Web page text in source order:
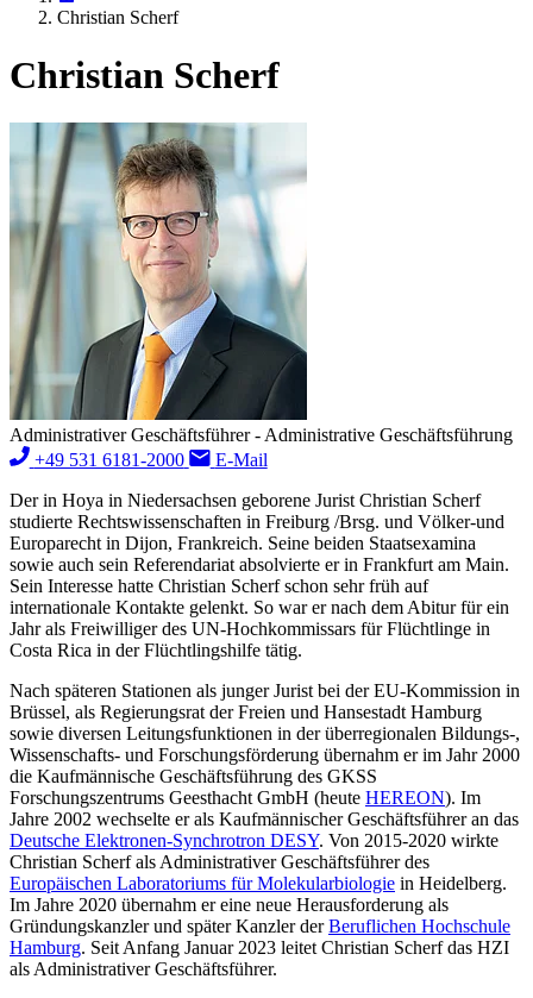
Christian Scherf
Christian Scherf
Administrativer Geschäftsführer - Administrative Geschäftsführung
+49 531 6181-2000
E-Mail
Der in Hoya in Niedersachsen geborene Jurist Christian Scherf
studierte Rechtswissenschaften in Freiburg /Brsg. und Völker-und
Europarecht in Dijon, Frankreich. Seine beiden Staatsexamina
sowie auch sein Referendariat absolvierte er in Frankfurt am Main.
Sein Interesse hatte Christian Scherf schon sehr früh auf
internationale Kontakte gelenkt. So war er nach dem Abitur für ein
Jahr als Freiwilliger des UN-Hochkommissars für Flüchtlinge in
Costa Rica in der Flüchtlingshilfe tätig.
Nach späteren Stationen als junger Jurist bei der EU-Kommission in
Brüssel, als Regierungsrat der Freien und Hansestadt Hamburg
sowie diversen Leitungsfunktionen in der überregionalen Bildungs-,
Wissenschafts- und Forschungsförderung übernahm er im Jahr 2000
die Kaufmännische Geschäftsführung des GKSS
Forschungszentrums Geesthacht GmbH (heute HEREON). Im
Jahre 2002 wechselte er als Kaufmännischer Geschäftsführer an das
Deutsche Elektronen-Synchrotron DESY. Von 2015-2020 wirkte
Christian Scherf als Administrativer Geschäftsführer des
Europäischen Laboratoriums für Molekularbiologie in Heidelberg.
Im Jahre 2020 übernahm er eine neue Herausforderung als
Gründungskanzler und später Kanzler derBeruflichen Hochschule
Hamburg. Seit Anfang Januar 2023 leitet Christian Scherf das HZI
als Administrativer Geschäftsführer.